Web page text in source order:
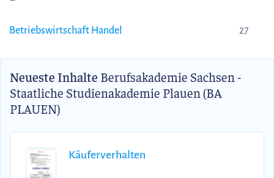
Betriebswirtschaft Handel 27
Neueste Inhalte Berufsakademie Sachsen -
Staatliche Studienakademie Plauen (BA
PLAUEN)
Käuferverhalten